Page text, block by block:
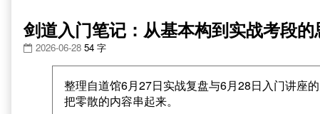
剑道入门笔记：从基本构到实战考段的
2026-06-28 54 字
整理自道馆6月27日实战复盘与6月28日入门讲座
把零散的内容串起来。